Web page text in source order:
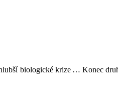
biologické krize … Konec